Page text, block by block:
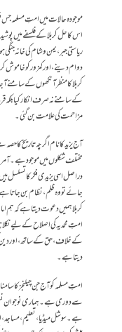
موجودہ حالات میں امتِ مسلمہ جس
اس کا حل کربلا کے فلسفے میں
ریاستی جبر، یمن و شام کی خانہ جنگی
دوام دینے، اور کمزور کو
کربلا کا منظر آنکھوں کے
کے سامنے نہ صرف انکار کیا بلکہ
مزاحمت کی علامت بن گئی۔
آج یزید کا نام اگرچہ تاریخ کا
مختلف شکلوں میں موجود ہے۔
دراصل اسی یزیدی فکر کا تسلسل
جائے تو وہ ظلم، نظام بن جاتا
کربلا ہمیں دعوت دیتا ہے کہ ہم
امتِ محمدیہ کی اصلاح کے لیے
کے خلاف، حق کے ساتھ، اور
دیتا ہے۔
امتِ مسلمہ کو آج جن چیلنجز کا
سے دوری ہے۔ ہماری نوجوان
ہے۔ سوشل میڈیا، تعلیم،